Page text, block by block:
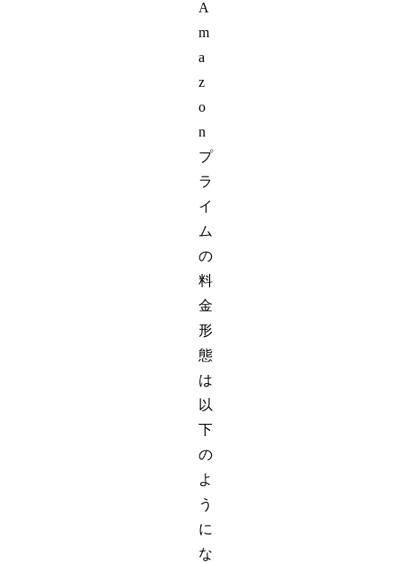
A
m
a
z
o
n
プ
ラ
イ
ム
の
料
金
形
態
は
以
下
の
よ
う
に
な